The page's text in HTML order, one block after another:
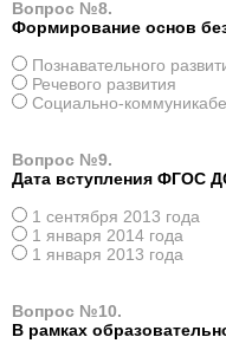
Вопрос №8.
Формирование основ
Познавательного
Речевого развития
Социально-
Вопрос №9.
Дата вступления ФГОС
1 сентября 2013 года
1 января 2014 года
1 января 2013 года
Вопрос №10.
В рамках